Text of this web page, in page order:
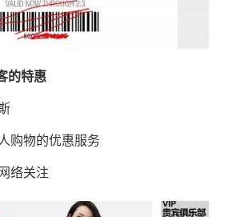
的特惠
物的优惠服务
络关注